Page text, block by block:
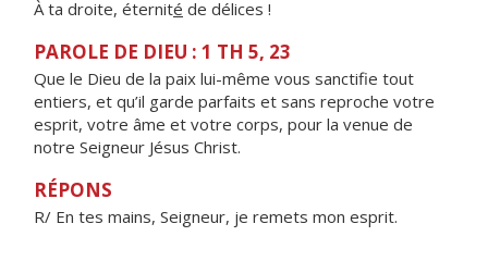
À ta droite, éternité de délices !
PAROLE DE DIEU : 1 TH 5, 23
Que le Dieu de la paix lui-même vous sanctifie tout
entiers, et qu’il garde parfaits et sans reproche votre
esprit, votre âme et votre corps, pour la venue de
notre Seigneur Jésus Christ.
RÉPONS
R/ En tes mains, Seigneur, je remets mon esprit.